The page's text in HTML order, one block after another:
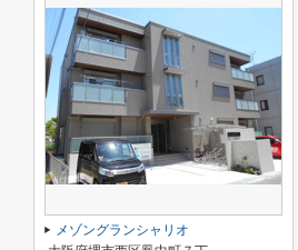
メゾングランシャリオ